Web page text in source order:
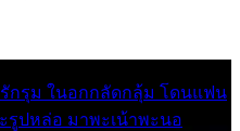
รักรุม ในอกกลัดกลุ้ม โดนแฟน
รูปหล่อ มาพะเน้าพะนอ